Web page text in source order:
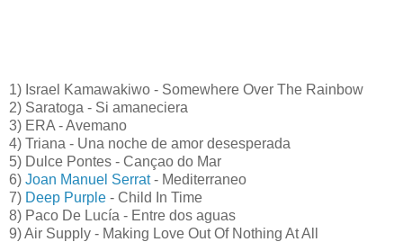
1) Israel Kamawakiwo - Somewhere Over The Rainbow
2) Saratoga - Si amaneciera
3) ERA - Avemano
4) Triana - Una noche de amor desesperada
5) Dulce Pontes - Cançao do Mar
6) Joan Manuel Serrat- Mediterraneo
7) Deep Purple - Child In Time
8) Paco De Lucía - Entre dos aguas
9) Air Supply - Making Love Out Of Nothing At All